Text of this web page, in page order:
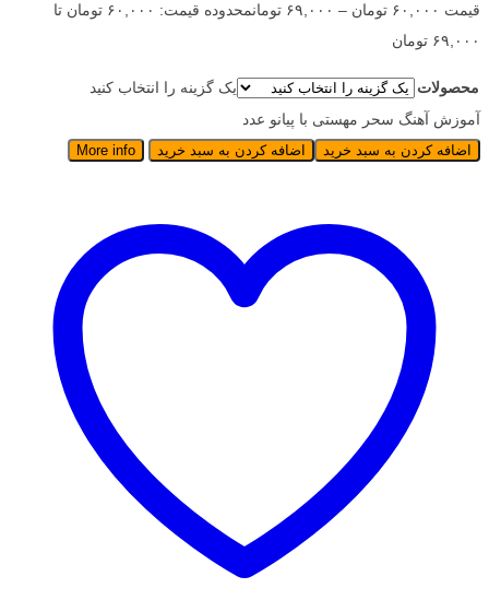
قیمت ۶۰,۰۰۰ تومان – ۶۹,۰۰۰ تومان
محدوده قیمت: ۶۰,۰۰۰ تومان تا
۶۹,۰۰۰ تومان
محصولات
یک گزینه را انتخاب کنید
آموزش آهنگ سحر مهستی با پیانو عدد
اضافه کردن به سبد خرید اضافه کردن به سبد خرید More info